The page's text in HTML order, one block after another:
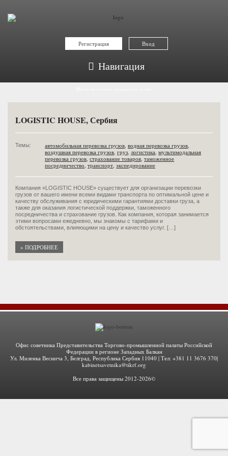
Регистрация Вход
Навигация
мультимодальная перевозка грузов
LOGISTIC HOUSE, Сербия
Темы: автомобильная перевозка грузов,водная перевозка грузов,
воздушная перевозка грузов,груз,логистика,мультимодальная
перевозка грузов,страхование товаров,таможенное
посредничество,транспорт,экспедирование
Компания «LOGISTIC HOUSE» существует для организации перевозки
грузов от вашего имени всеми видами транспорта по оптимальной цене и
качеству обслуживания с юридическими гарантиями доставки груза, а
также для оказания логистической поддержки, таможенного
посредничества и страхование грузов. Как компания, которая занимается
этими вопросами ежедневно, мы знакомы с тарифами и
обстоятельствами, влияющими на цену и качество услуг. […]
» ПОДРОБНЕЕ
Офис советника Представительства Торгово-промышленной палаты Российской
Федерации в регионе Западных Балкан
Ул. Миленка Веснича 3, Белград, Республика Сербия 11040 | Тел: +381 11 3676 370|
kabinetsavetnika@tikrf.org
Все права защищены 2012-2026©